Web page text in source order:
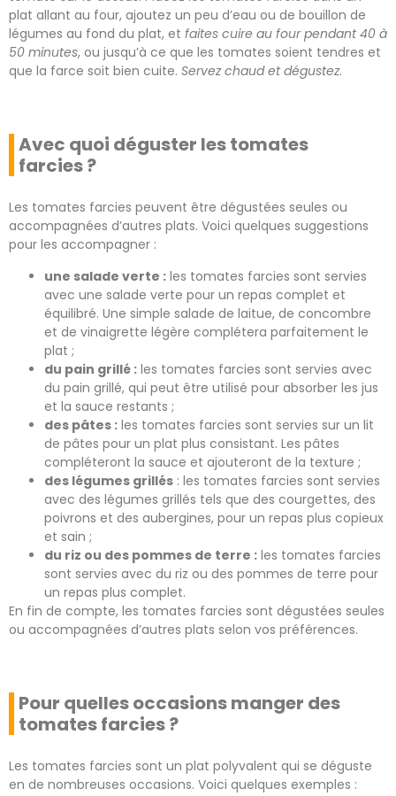
plat allant au four, ajoutez un peu d’eau ou de bouillon de
légumes au fond du plat, et faites cuire au four pendant 40 à
50 minutes, ou jusqu’à ce que les tomates soient tendres et
que la farce soit bien cuite. Servez chaud et dégustez.
Avec quoi déguster les tomates
farcies ?
Les tomates farcies peuvent être dégustées seules ou
accompagnées d’autres plats. Voici quelques suggestions
pour les accompagner :
une salade verte : les tomates farcies sont servies
avec une salade verte pour un repas complet et
équilibré. Une simple salade de laitue, de concombre
et de vinaigrette légère complétera parfaitement le
plat ;
du pain grillé : les tomates farcies sont servies avec
du pain grillé, qui peut être utilisé pour absorber les jus
et la sauce restants ;
des pâtes : les tomates farcies sont servies sur un lit
de pâtes pour un plat plus consistant. Les pâtes
compléteront la sauce et ajouteront de la texture ;
des légumes grillés : les tomates farcies sont servies
avec des légumes grillés tels que des courgettes, des
poivrons et des aubergines, pour un repas plus copieux
et sain ;
du riz ou des pommes de terre : les tomates farcies
sont servies avec du riz ou des pommes de terre pour
un repas plus complet.
En fin de compte, les tomates farcies sont dégustées seules
ou accompagnées d’autres plats selon vos préférences.
Pour quelles occasions manger des
tomates farcies ?
Les tomates farcies sont un plat polyvalent qui se déguste
en de nombreuses occasions. Voici quelques exemples :